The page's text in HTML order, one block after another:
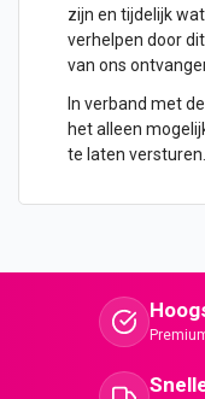
zijn en tijdelijk
verhelpen door
van ons
In verband met
het alleen
te laten versturen.